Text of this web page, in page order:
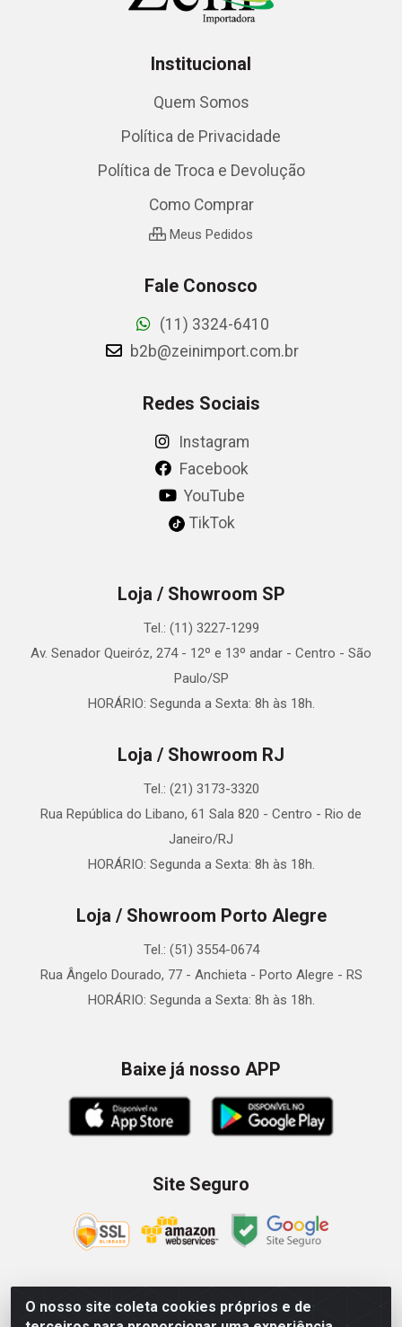
O nosso site coleta cookies próprios e de
Institucional
Quem Somos
Política de Privacidade
Política de Troca e Devolução
Como Comprar
Meus Pedidos
Fale Conosco
(11) 3324-6410
b2b@zeinimport.com.br
Redes Sociais
Instagram
Facebook
YouTube
TikTok
Loja / Showroom SP
Tel.: (11) 3227-1299
Av. Senador Queiróz, 274 - 12º e 13º andar - Centro - São
Paulo/SP
HORÁRIO: Segunda a Sexta: 8h às 18h.
Loja / Showroom RJ
Tel.: (21) 3173-3320
Rua República do Libano, 61 Sala 820 - Centro - Rio de
Janeiro/RJ
HORÁRIO: Segunda a Sexta: 8h às 18h.
Loja / Showroom Porto Alegre
Tel.: (51) 3554-0674
Rua Ângelo Dourado, 77 - Anchieta - Porto Alegre - RS
HORÁRIO: Segunda a Sexta: 8h às 18h.
Baixe já nosso APP
Site Seguro
Zein Importação e Comércio LTDA - Av. Senador Queiróz, 274